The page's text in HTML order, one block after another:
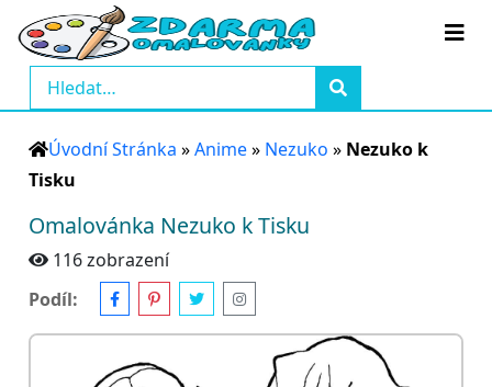
Úvodní Stránka »Anime» Nezuko » Nezuko k
Tisku
Omalovánka Nezuko k Tisku
116 zobrazení
Podíl: